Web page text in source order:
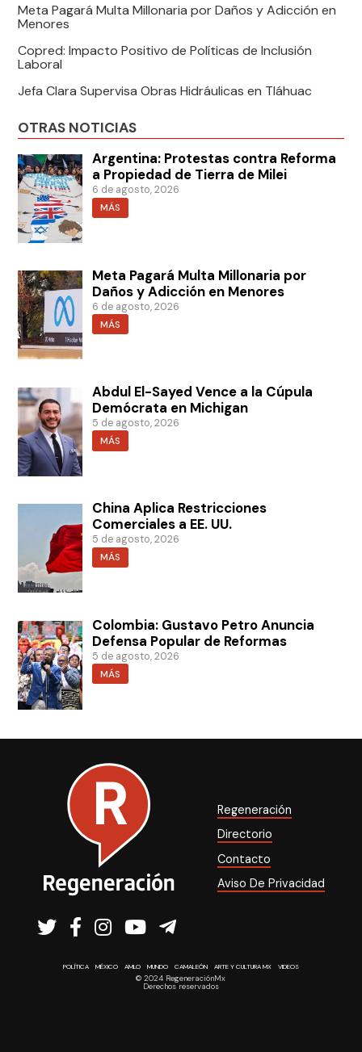
Meta Pagará Multa Millonaria por Daños y Adicción en
Menores
Copred: Impacto Positivo de Políticas de Inclusión
Laboral
Jefa Clara Supervisa Obras Hidráulicas en Tláhuac
OTRAS NOTICIAS
Argentina: Protestas contra Reforma
a Propiedad de Tierra de Milei
6 de agosto, 2026
MÁS
Meta Pagará Multa Millonaria por
Daños y Adicción en Menores
6 de agosto, 2026
MÁS
Abdul El-Sayed Vence a la Cúpula
Demócrata en Michigan
5 de agosto, 2026
MÁS
China Aplica Restricciones
Comerciales a EE. UU.
5 de agosto, 2026
MÁS
Colombia: Gustavo Petro Anuncia
Defensa Popular de Reformas
5 de agosto, 2026
MÁS
Regeneración
Directorio
Contacto
Aviso De Privacidad
POLÍTICA MÉXICO AMLO MUNDO CAMALEÓN ARTE Y CULTURA MX VIDEOS
© 2024 RegeneraciónMx
Derechos reservados